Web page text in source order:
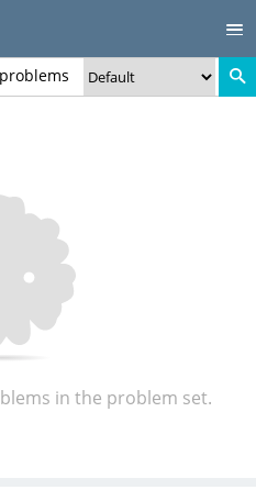
in the problem set.